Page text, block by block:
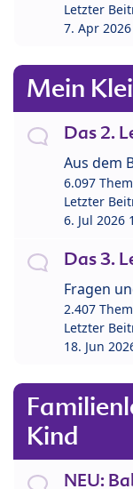
Letzter
7. Apr
Mein
Das 2.
Aus dem
6.097
Letzter
6. Jul 2026
Das 3.
Fragen
2.407
Letzter
18. Jun
Kind
NEU: